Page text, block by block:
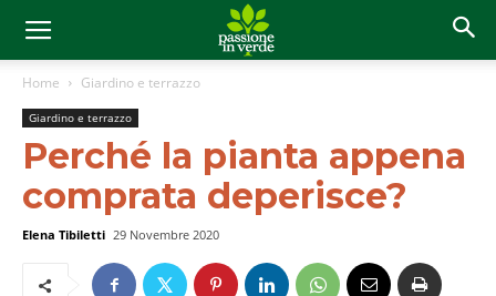
Home Giardino e terrazzo
Giardino e terrazzo
Perché la pianta appena
comprata deperisce?
Elena Tibiletti 29 Novembre 2020